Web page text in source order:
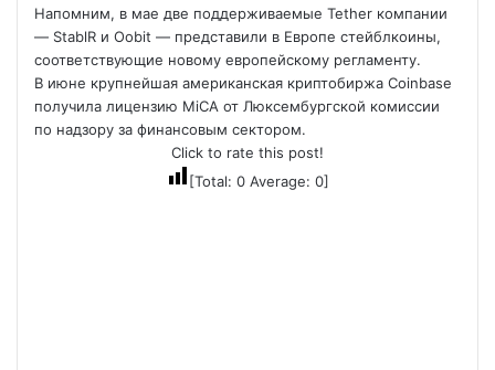
Напомним, в мае две поддерживаемые Tether компании
— StablR и Oobit — представили в Европе стейблкоины,
соответствующие новому европейскому регламенту.
В июне крупнейшая американская криптобиржа Coinbase
получила лицензию MiCA от Люксембургской комиссии
по надзору за финансовым сектором.
Click to rate this post!
[Total: 0Average: 0]